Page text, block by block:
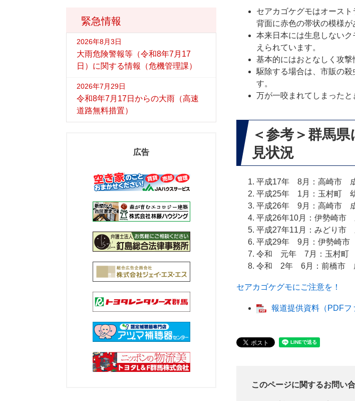
セアカゴケグモはオース
背面に赤色の帯状の模様が
本来日本には生息しない
えられています。
基本的にはおとなしく攻撃
駆除する場合は、市販の
す。
万が一咬まれてしまったと
＜参考＞群馬
見状況
平成17年 8月：高崎市
平成25年 1月：玉村町
平成26年 9月：高崎市
平成26年10月：伊勢崎市
平成27年11月：みどり市
平成29年 9月：伊勢崎市
令和 元年 7月：玉村町
令和 2年 6月：前橋市
セアカゴケグモにご注意を！
報道提供資料（PDFフ
このページに関するお問い
緊急情報
2026年8月3日
大雨危険警報等（令和8年7月17
日）に関する情報（危機管理課）
2026年7月29日
令和8年7月17日からの大雨（高速
道路無料措置）
広告